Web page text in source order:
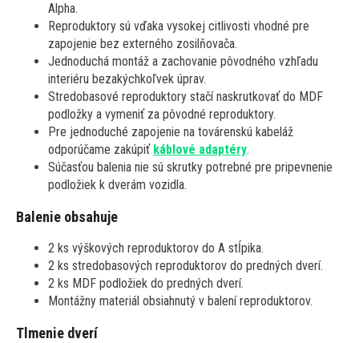
Alpha.
Reproduktory sú vďaka vysokej citlivosti vhodné pre
zapojenie bez externého zosilňovača.
Jednoduchá montáž a zachovanie pôvodného vzhľadu
interiéru bezakýchkoľvek úprav.
Stredobasové reproduktory stačí naskrutkovať do MDF
podložky a vymeniť za pôvodné reproduktory.
Pre jednoduché zapojenie na továrenskú kabeláž
odporúčame zakúpiť káblové adaptéry.
Súčasťou balenia nie sú skrutky potrebné pre pripevnenie
podložiek k dverám vozidla.
Balenie obsahuje
2 ks výškových reproduktorov do A stĺpika.
2 ks stredobasových reproduktorov do predných dverí.
2 ks MDF podložiek do predných dverí.
Montážny materiál obsiahnutý v balení reproduktorov.
Tlmenie dverí